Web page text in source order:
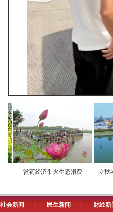
（记者 孙志来 通讯员 王成龙
八公山服务区执勤时，查处一起小型
经民警询问，车上6名驾乘人员
又心存侥幸觉得不会碰到交警检查，
罚款。与此同时，民警对宋某开展严
赏荷经济带火生态消费 立秋与
社会新闻 民生新闻 财经新